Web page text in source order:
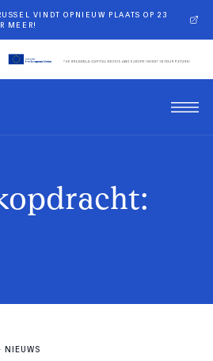
VINDT OPNIEUW PLAATS OP 23
MEER!
NIEUWS